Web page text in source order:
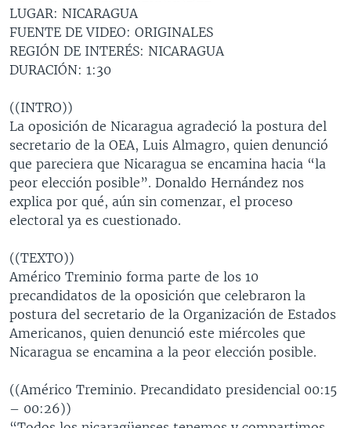
búsqueda
CHILE
PERÚ
VENEZUELA
BRASIL
EL SALVADOR
GUATEMALA
NICARAGUA
INMIGRACIÓN
LIBERTAD DE PRENSA
ECONOMÍA
ENTRETENIMIENTO Y CULTURA
TECNOLOGÍA
DEPORTES
CIENCIA Y SALUD
ESPECIALES DE LA VOA
LIBERTAD DE PRENSA
MULTIMEDIA
VIDEOS
FOTOGRAFÍA
AUDIOS
PROGRAMAS TV
EL MUNDO AL DÍA
FORO INTERAMERICANO
VISIÓN 360
LAS CLAVES
PANORAMA
RADIO
AVANCE INFORMATIVO
AUDIONOTICIAS
BUENOS DÍAS AMÉRICA
ESTADOS UNIDOS AL DÍA
EL MUNDO AL DÍA [RADIO]
FORO [RADIO]
NOTA ECONÓMICA
ENTRETENIMIENTO
DIRECT
DOCUMENTALES DE LA VOA
Learning English
SÍGANOS
Idiomas
LUGAR: NICARAGUA
FUENTE DE VIDEO: ORIGINALES
REGIÓN DE INTERÉS: NICARAGUA
DURACIÓN: 1:30
((INTRO))
La oposición de Nicaragua agradeció la postura del
secretario de la OEA, Luis Almagro, quien denunció
que pareciera que Nicaragua se encamina hacia “la
peor elección posible”. Donaldo Hernández nos
explica por qué, aún sin comenzar, el proceso
electoral ya es cuestionado.
((TEXTO))
Américo Treminio forma parte de los 10
precandidatos de la oposición que celebraron la
postura del secretario de la Organización de Estados
Americanos, quien denunció este miércoles que
Nicaragua se encamina a la peor elección posible.
((Américo Treminio. Precandidato presidencial 00:15
– 00:26))